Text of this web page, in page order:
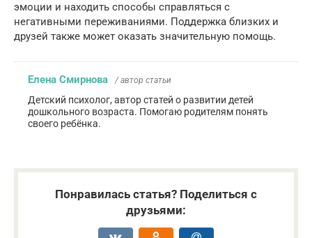
эмоции и находить способы справляться с
негативными переживаниями. Поддержка близких и
друзей также может оказать значительную помощь.
Елена Смирнова / автор статьи
Детский психолог, автор статей о развитии детей
дошкольного возраста. Помогаю родителям понять
своего ребёнка.
Понравилась статья? Поделиться с
друзьями: